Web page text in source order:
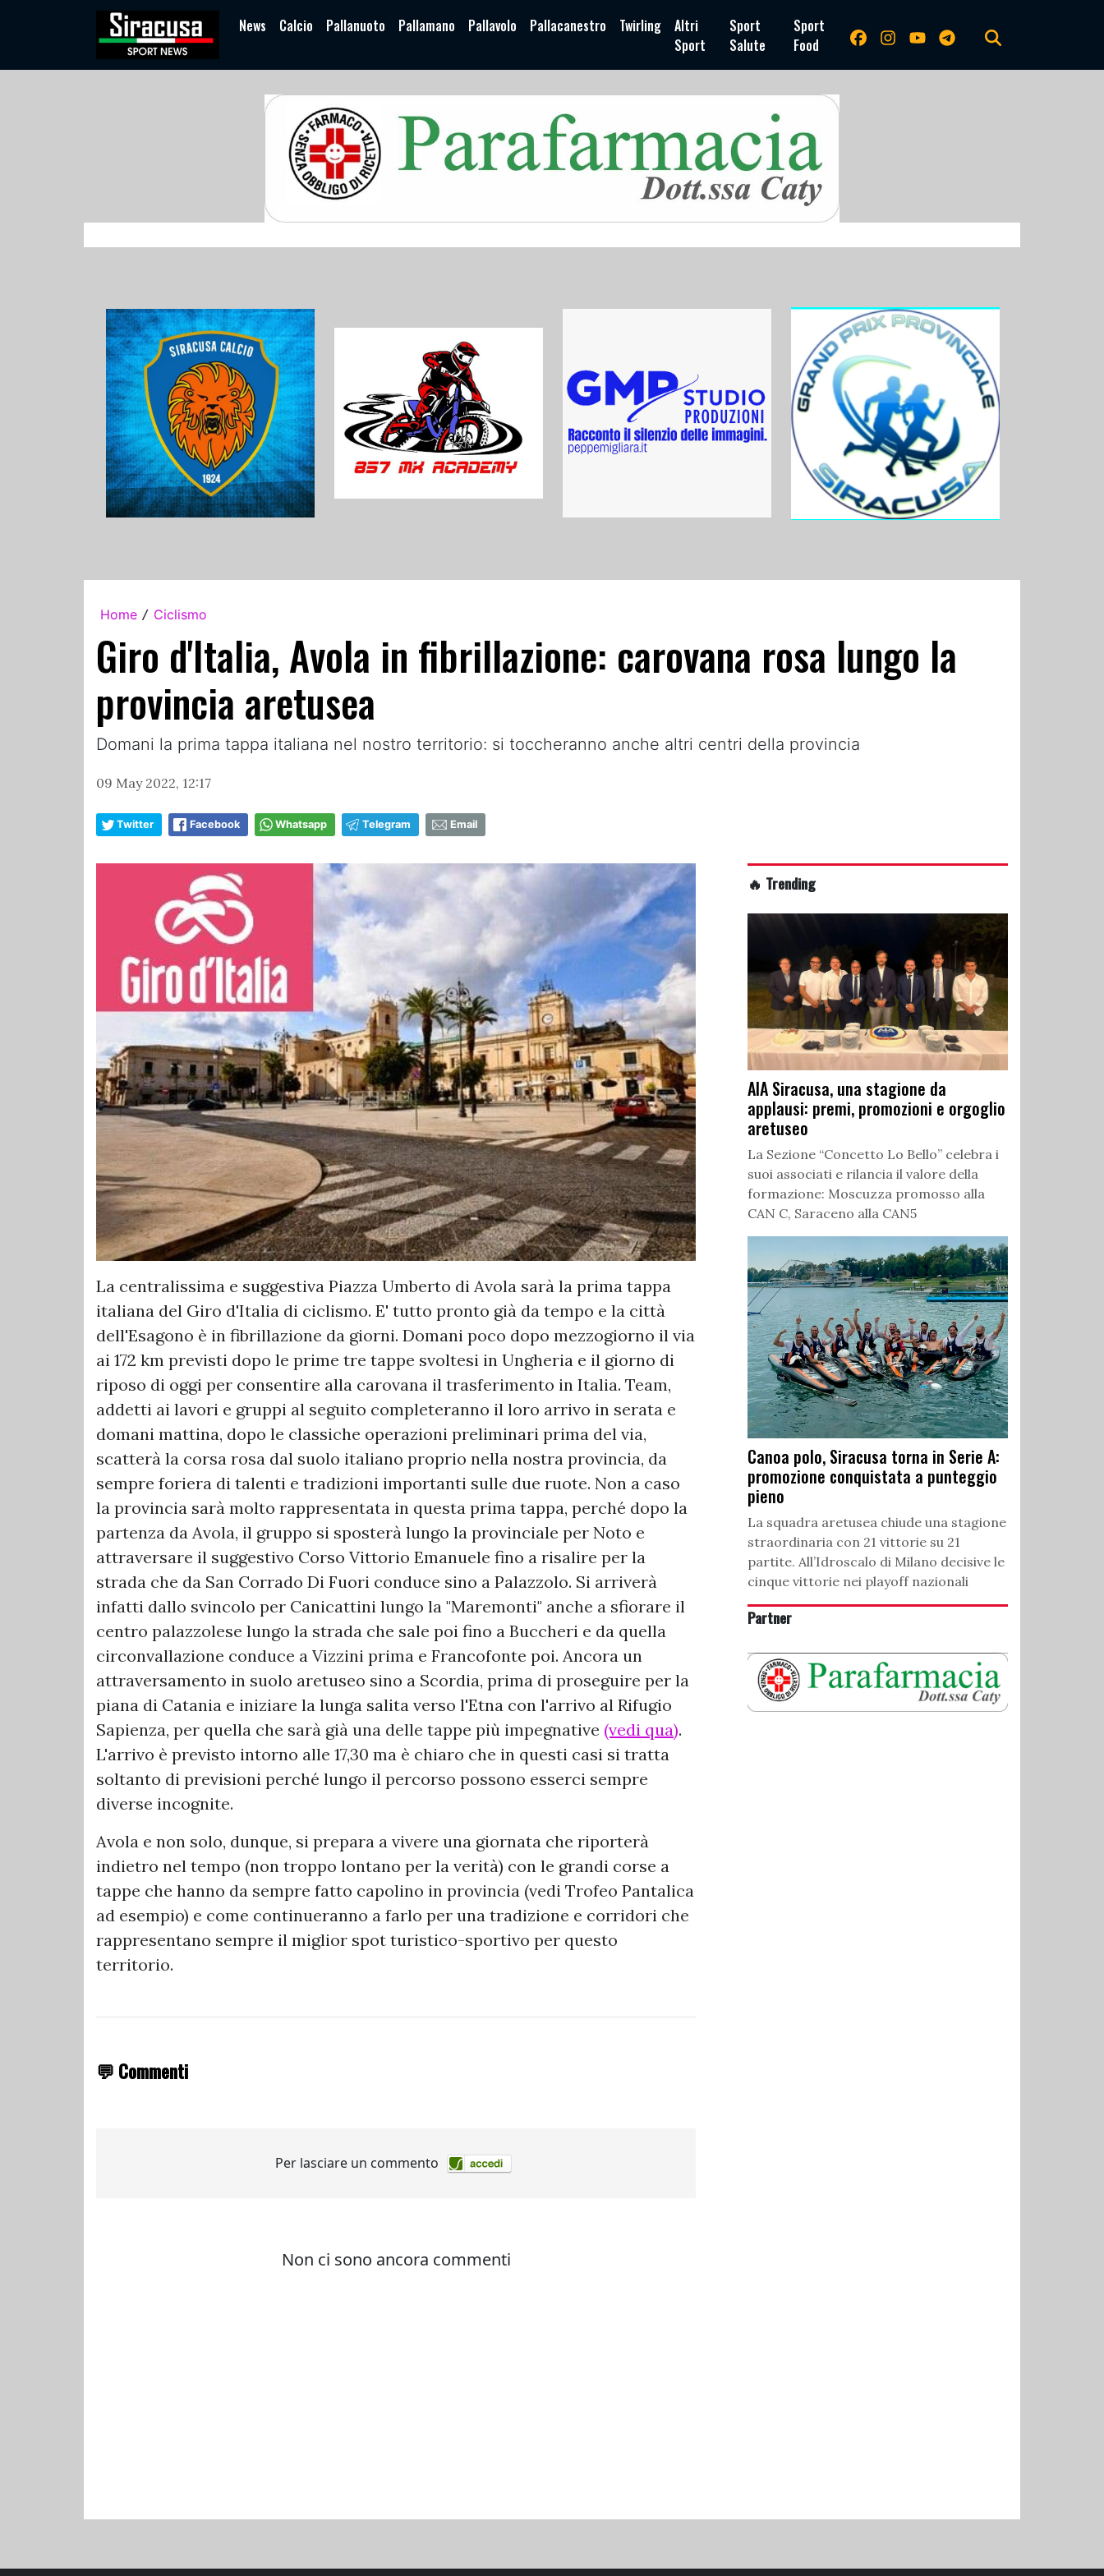
News Calcio Pallanuoto Pallamano Pallavolo Pallacanestro Twirling
Altri
Sport
Sport
Salute
Sport
Food
Home / Ciclismo
Giro d'Italia, Avola in fibrillazione: carovana rosa lungo la
provincia aretusea
Domani la prima tappa italiana nel nostro territorio: si toccheranno anche altri centri della provincia
09 May 2022, 12:17
Twitter Facebook Whatsapp Telegram Email
La centralissima e suggestiva Piazza Umberto di Avola sarà la prima tappa
italiana del Giro d'Italia di ciclismo. E' tutto pronto già da tempo e la città
dell'Esagono è in fibrillazione da giorni. Domani poco dopo mezzogiorno il via
ai 172 km previsti dopo le prime tre tappe svoltesi in Ungheria e il giorno di
riposo di oggi per consentire alla carovana il trasferimento in Italia. Team,
addetti ai lavori e gruppi al seguito completeranno il loro arrivo in serata e
domani mattina, dopo le classiche operazioni preliminari prima del via,
scatterà la corsa rosa dal suolo italiano proprio nella nostra provincia, da
sempre foriera di talenti e tradizioni importanti sulle due ruote. Non a caso
la provincia sarà molto rappresentata in questa prima tappa, perché dopo la
partenza da Avola, il gruppo si sposterà lungo la provinciale per Noto e
attraversare il suggestivo Corso Vittorio Emanuele fino a risalire per la
strada che da San Corrado Di Fuori conduce sino a Palazzolo. Si arriverà
infatti dallo svincolo per Canicattini lungo la "Maremonti" anche a sfiorare il
centro palazzolese lungo la strada che sale poi fino a Buccheri e da quella
circonvallazione conduce a Vizzini prima e Francofonte poi. Ancora un
attraversamento in suolo aretuseo sino a Scordia, prima di proseguire per la
piana di Catania e iniziare la lunga salita verso l'Etna con l'arrivo al Rifugio
Sapienza, per quella che sarà già una delle tappe più impegnative (vedi qua).
L'arrivo è previsto intorno alle 17,30 ma è chiaro che in questi casi si tratta
soltanto di previsioni perché lungo il percorso possono esserci sempre
diverse incognite.
Avola e non solo, dunque, si prepara a vivere una giornata che riporterà
indietro nel tempo (non troppo lontano per la verità) con le grandi corse a
tappe che hanno da sempre fatto capolino in provincia (vedi Trofeo Pantalica
ad esempio) e come continueranno a farlo per una tradizione e corridori che
rappresentano sempre il miglior spot turistico-sportivo per questo
territorio.
💬 Commenti
🔥 Trending
AIA Siracusa, una stagione da
applausi: premi, promozioni e orgoglio
aretuseo
La Sezione “Concetto Lo Bello” celebra i
suoi associati e rilancia il valore della
formazione: Moscuzza promosso alla
CAN C, Saraceno alla CAN5
Canoa polo, Siracusa torna in Serie A:
promozione conquistata a punteggio
pieno
La squadra aretusea chiude una stagione
straordinaria con 21 vittorie su 21
partite. All’Idroscalo di Milano decisive le
cinque vittorie nei playoff nazionali
Partner